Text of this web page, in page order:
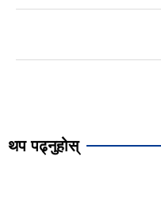
थप पढ्नुहोस्